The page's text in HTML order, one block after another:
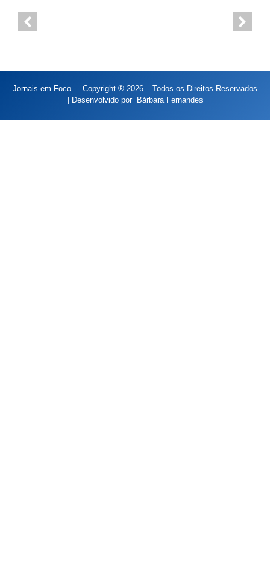
Jornais em Foco – Copyright ® 2026 – Todos os Direitos Reservados
| Desenvolvido por Bárbara Fernandes